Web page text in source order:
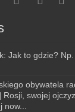
Jak to gdzie?
obywatela
swojej
now...